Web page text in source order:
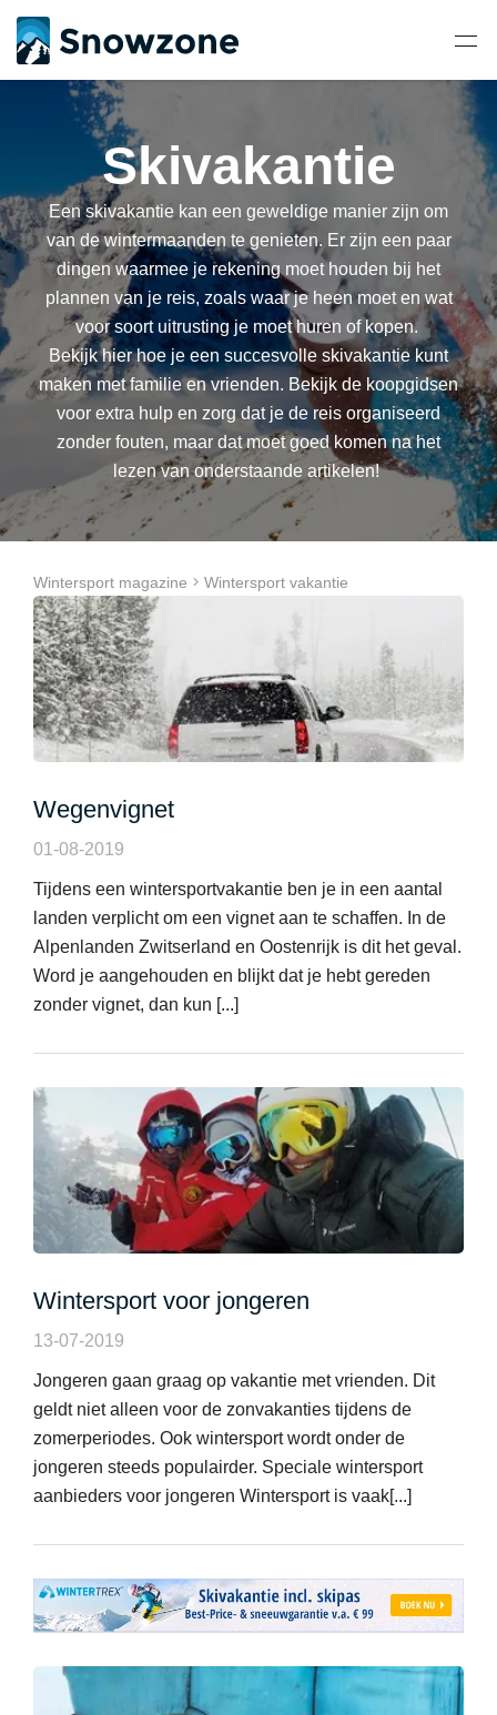
Skivakantie
Een skivakantie kan een geweldige manier zijn om
van de wintermaanden te genieten. Er zijn een paar
dingen waarmee je rekening moet houden bij het
plannen van je reis, zoals waar je heen moet en wat
voor soort uitrusting je moet huren of kopen.
Bekijk hier hoe je een succesvolle skivakantie kunt
maken met familie en vrienden. Bekijk de koopgidsen
voor extra hulp en zorg dat je de reis organiseerd
zonder fouten, maar dat moet goed komen na het
lezen van onderstaande artikelen!
Wintersport magazine Wintersport vakantie
Wegenvignet
01-08-2019
Tijdens een wintersportvakantie ben je in een aantal
landen verplicht om een vignet aan te schaffen. In de
Alpenlanden Zwitserland en Oostenrijk is dit het geval.
Word je aangehouden en blijkt dat je hebt gereden
zonder vignet, dan kun [...]
Wintersport voor jongeren
13-07-2019
Jongeren gaan graag op vakantie met vrienden. Dit
geldt niet alleen voor de zonvakanties tijdens de
zomerperiodes. Ook wintersport wordt onder de
jongeren steeds populairder. Speciale wintersport
aanbieders voor jongeren Wintersport is vaak[...]